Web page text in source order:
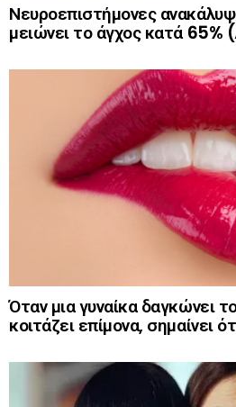
Νευροεπιστήμονες
μειώνει το άγχος κατά 65%
Όταν μια γυναίκα δαγκώνει
κοιτάζει επίμονα, σημαίνει